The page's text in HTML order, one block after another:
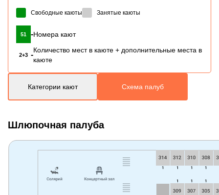
Свободные каюты Занятые каюты
51 -Номера кают
2+3 -
Количество мест в каюте + дополнительные места в
каюте
Категории кают Схема палуб
Шлюпочная палуба